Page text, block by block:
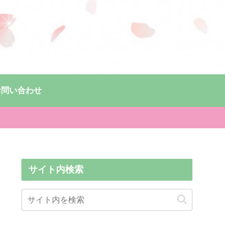
問い合わせ
サイト内検索